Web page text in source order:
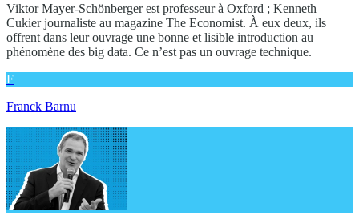
Viktor Mayer-Schönberger est professeur à Oxford ; Kenneth
Cukier journaliste au magazine The Economist. À eux deux, ils
offrent dans leur ouvrage une bonne et lisible introduction au
phénomène des big data. Ce n’est pas un ouvrage technique.
F
Franck Barnu